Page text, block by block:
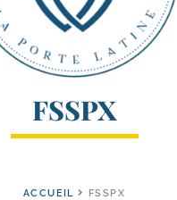
FSSPX
ACCUEIL FSSPX